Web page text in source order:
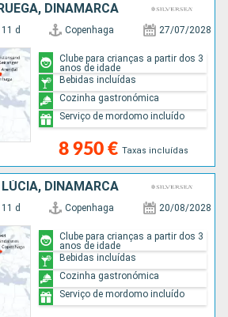
DINAMARCA
11 d Copenhaga 27/07/2028
8 950 € Taxas incluídas
Clube para crianças a partir dos 3
anos de idade
Bebidas incluídas
Cozinha gastronómica
Serviço de mordomo incluído
DINAMARCA
11 d Copenhaga 20/08/2028
Clube para crianças a partir dos 3
anos de idade
Bebidas incluídas
Cozinha gastronómica
Serviço de mordomo incluído